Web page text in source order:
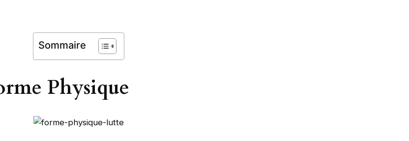
Sommaire
Physique